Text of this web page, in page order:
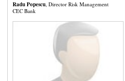
Radu Popescu, Director Risk Management
CEC Bank